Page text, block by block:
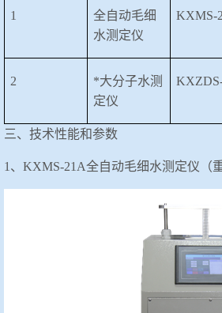
1
全自动毛细
水测定仪
KXMS-
2
*大分子水测
定仪
三、技术性能和参数
1、KXMS-21A全自动毛细水测定仪（